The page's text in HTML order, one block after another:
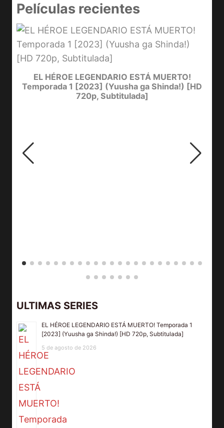
Películas recientes
EL HÉROE LEGENDARIO ESTÁ MUERTO!
Temporada 1 [2023] (Yuusha ga Shinda!) [HD
720p, Subtitulada]
ULTIMAS SERIES
EL HÉROE LEGENDARIO ESTÁ MUERTO! Temporada 1
[2023] (Yuusha ga Shinda!) [HD 720p, Subtitulada]
5 de agosto de 2026